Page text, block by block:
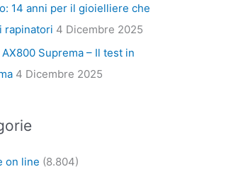
14 anni per il gioielliere che
rapinatori 4 Dicembre 2025
Suprema – Il test in
4 Dicembre 2025
on line (8.804)